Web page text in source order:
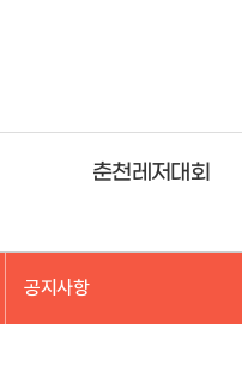
춘천레저대회
공지사항